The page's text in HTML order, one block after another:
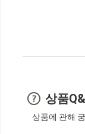
상품
상품에 관해